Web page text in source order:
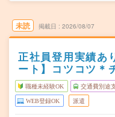
未読 掲載日 2026/08/07
正社員登用実績あ
ート】コツコツ＊
職種未経験OK 交通費別途
WEB登録OK 派遣